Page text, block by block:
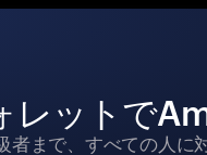
レットで
まで、すべての人に